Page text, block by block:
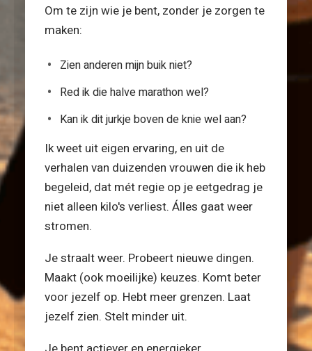
Om te zijn wie je bent, zonder je zorgen te
maken:
Zien anderen mijn buik niet?
Red ik die halve marathon wel?
Kan ik dit jurkje boven de knie wel aan?
Ik weet uit eigen ervaring, en uit de
verhalen van duizenden vrouwen die ik heb
begeleid, dat mét regie op je eetgedrag je
niet alleen kilo's verliest. Álles gaat weer
stromen.
Je straalt weer. Probeert nieuwe dingen.
Maakt (ook moeilijke) keuzes. Komt beter
voor jezelf op. Hebt meer grenzen. Laat
jezelf zien. Stelt minder uit.